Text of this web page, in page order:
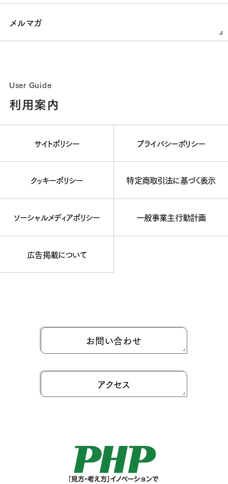
メルマガ
User Guide
利用案内
サイトポリシー プライバシーポリシー
クッキーポリシー 特定商取引法に基づく表示
ソーシャルメディアポリシー 一般事業主行動計画
広告掲載について
お問い合わせ
アクセス